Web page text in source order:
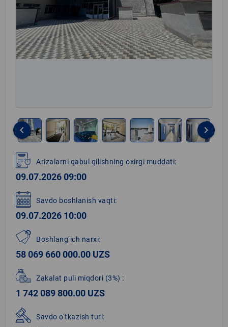
1
of
8
keyboard_arrow_left keyboard_arrow_right
Arizalarni qabul qilishning oxirgi muddati:
09.07.2026 09:00
Savdo boshlanish vaqti:
09.07.2026 10:00
Boshlang‘ich narxi:
58 069 660 000.00 UZS
Zakalat puli miqdori (3%) :
1 742 089 800.00 UZS
Savdo o‘tkazish turi: